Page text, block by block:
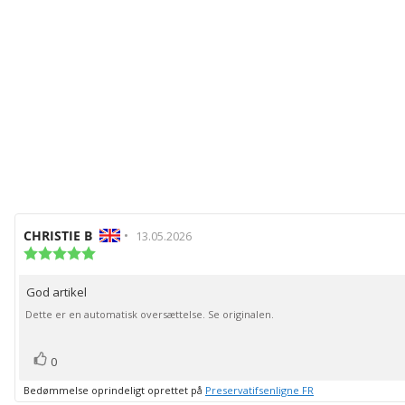
Forfatter
af
CHRISTIE B • Bedømmelsesdato:
13.05.2026
5
stjerner
Tekst
til
God artikel
Dette er en automatisk oversættelse. Se originalen.
Stem
op
0
Bedømmelse oprindeligt oprettet på Preservatifsenligne FR